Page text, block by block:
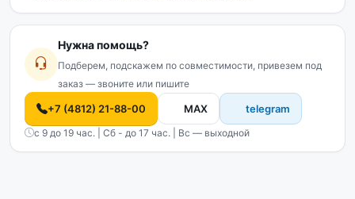
Нужна помощь?
Подберем, подскажем по совместимости, привезем под
заказ — звоните или пишите
+7 (4812) 21-88-00 MAX telegram
с 9 до 19 час. | Сб - до 17 час. | Вс — выходной